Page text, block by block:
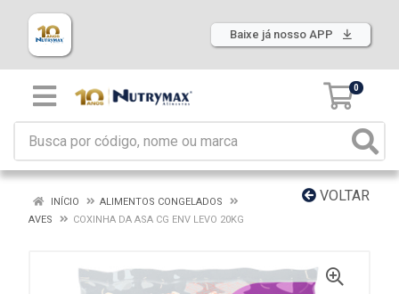
Baixe já nosso APP
0
VOLTAR
INÍCIO
ALIMENTOS CONGELADOS
AVES
COXINHA DA ASA CG ENV LEVO 20KG